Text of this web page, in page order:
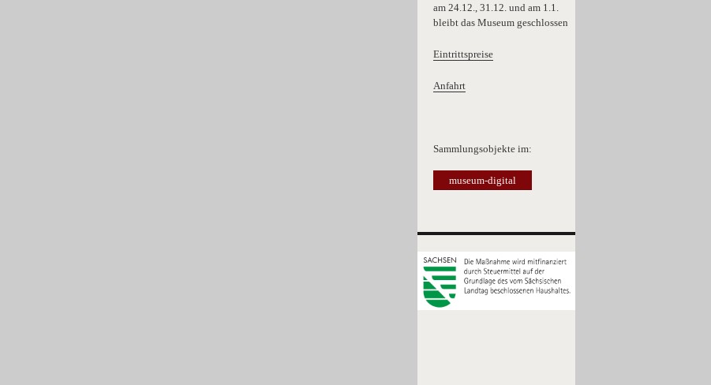
am 24.12., 31.12. und am 1.1.
bleibt das Museum geschlossen
Eintrittspreise
Anfahrt
Sammlungsobjekte im:
museum-digital